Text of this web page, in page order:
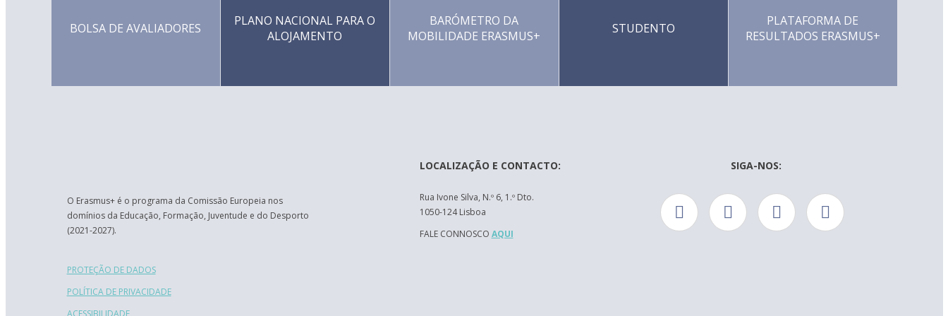
BOLSA DE AVALIADORES
PLANO NACIONAL PARA O
ALOJAMENTO
BARÓMETRO DA
MOBILIDADE ERASMUS+
STUDENTO
PLATAFORMA DE
RESULTADOS ERASMUS+
O Erasmus+ é o programa da Comissão Europeia nos
domínios da Educação, Formação, Juventude e do Desporto
(2021-2027).
PROTEÇÃO DE DADOS
POLÍTICA DE PRIVACIDADE
ACESSIBILIDADE
LOCALIZAÇÃO E CONTACTO:
Rua Ivone Silva, N.º 6, 1.º Dto.
1050-124 Lisboa
FALE CONNOSCO AQUI
SIGA-NOS: